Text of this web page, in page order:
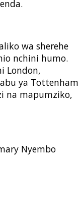
wa sherehe
nchini humo.
London,
ya Tottenham
na mapumziko,
Nyembo